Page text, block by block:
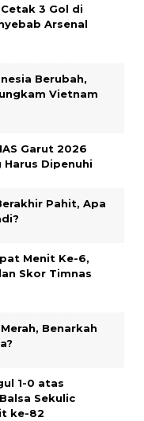
3 Gol di
Arsenal
Berubah,
Vietnam
Garut 2026
Harus Dipenuhi
Pahit, Apa
Menit Ke-6,
Skor Timnas
Benarkah
1-0 atas
Sekulic
ke-82